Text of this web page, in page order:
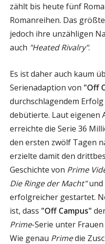
zählt bis heute fünf
Romanreihen. Das
jedoch ihre unzähligen
auch "Heated Rivalry".
Es ist daher auch kaum
Serienadaption von "Off
durchschlagendem Erfolg
debütierte. Laut eigenen
erreichte die Serie 36
den ersten zwölf Tagen
erzielte damit den
Geschichte von Prime
Die Ringe der Macht"und
erfolgreicher gestartet.
ist, dass "Off Campus"
Prime-Serie unter
Wie genau Primedie